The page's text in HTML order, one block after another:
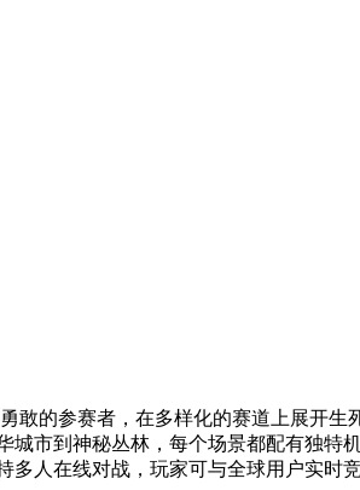
敢的参赛者，在多样化的赛道上展开生
市到神秘丛林，每个场景都配有独特
人在线对战，玩家可与全球用户实时